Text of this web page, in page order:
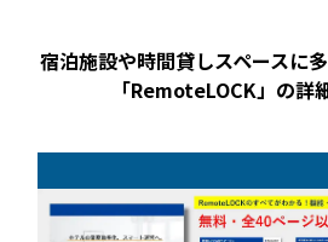
宿泊施設や時間貸しスペースに
「RemoteLOCK」の詳